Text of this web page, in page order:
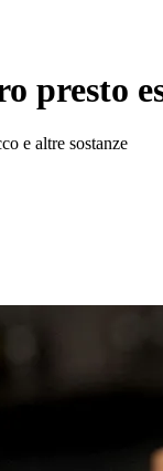
presto
e altre sostanze